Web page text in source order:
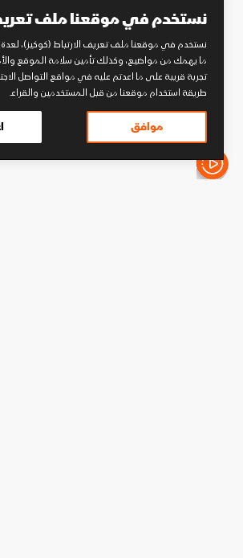
نستخدم في موقعنا ملف
نستخدم في موقعنا ملف تعريف الارتباط (كوكيز)، لعدة
ما يهمك من مواضيع، وكذلك تأمين سلامة الموقع
تجربة قريبة على ما اعدتم عليه في مواقع التواصل
طريقة استخدام موقعنا من قبل المستخدمين والقراء.
موافق